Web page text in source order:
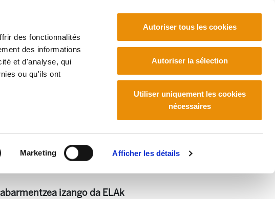
des fonctionnalités
des informations
et d'analyse, qui
ou qu'ils ont
Marketing Afficher les détails
Autoriser tous les cookies
Autoriser la sélection
Utiliser uniquement les cookies
nécessaires
izango da ELAk